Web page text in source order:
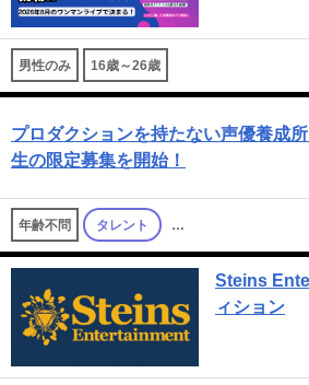
男性のみ 16歳～26歳
プロダクションを持たない声優養成
生の限定募集を開始！
年齢不問 タレント …
Steins
ィション